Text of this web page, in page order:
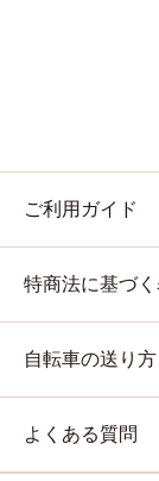
ご利用ガイド
特商法に基づ
自転車の送り
よくある質問